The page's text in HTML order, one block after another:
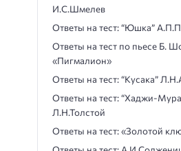
И.С.Шмелев
Ответы на тест: “Юшка”
Ответы на тест по пьесе Б.
«Пигмалион»
Ответы на тест: “Кусака”
Ответы на тест: “Хаджи-
Л.Н.Толстой
Ответы на тест: «Золотой